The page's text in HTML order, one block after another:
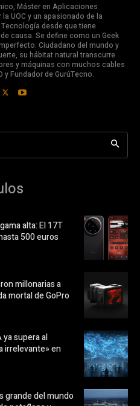
Máster en Aplicaciones
UOC y un apasionado de la
desde que tiene
causa. Se define como un Geek
Ciudadano del mundo y
su hábitat natural transcurre
y máquinas con muchos cables
y Fundador de GurúTecno.
alta: El 17T
500 euros
millonarias a
mortal de GoPro
supera al
irrelevante» en
grande del mundo